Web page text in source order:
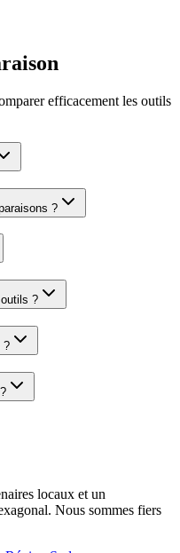
efficacement les outils
?
?
?
locaux et un
Nous sommes fiers